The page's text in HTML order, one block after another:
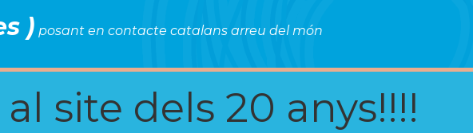
) posant en contacte catalans arreu del món
site dels 20 anys!!!!